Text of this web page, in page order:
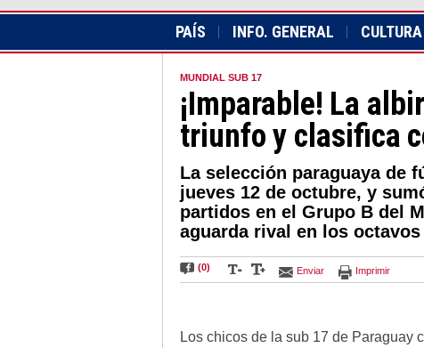
PAÍS INFO. GENERAL CULTURA
MUNDIAL SUB 17
¡Imparable! La
triunfo y clasifica
La selección paraguaya de
jueves 12 de octubre, y
partidos en el Grupo B del
aguarda rival en los
(0) Enviar Imprimir
Los chicos de la sub 17 de Paraguay